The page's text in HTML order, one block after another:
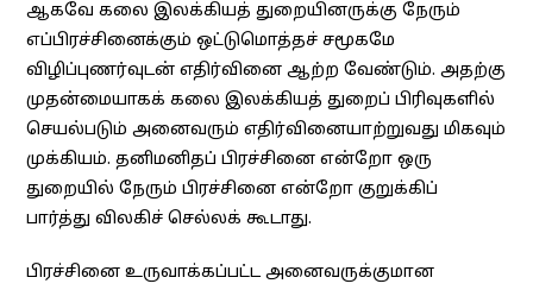
ஆகவே கலை இலக்கியத் துறையினருக்கு நேரும்
எப்பிரச்சினைக்கும் ஒட்டுமொத்தச் சமூகமே
விழிப்புணர்வுடன் எதிர்வினை ஆற்ற வேண்டும். அதற்கு
முதன்மையாகக் கலை இலக்கியத் துறைப் பிரிவுகளில்
செயல்படும் அனைவரும் எதிர்வினையாற்றுவது மிகவும்
முக்கியம். தனிமனிதப் பிரச்சினை என்றோ ஒரு
துறையில் நேரும் பிரச்சினை என்றோ குறுக்கிப்
பார்த்து விலகிச் செல்லக் கூடாது.
பிரச்சினை உருவாக்கப்பட்ட அனைவருக்குமான